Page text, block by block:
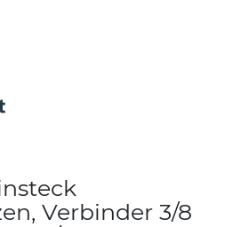
Verbinder 3/8